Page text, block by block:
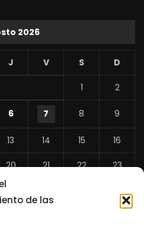
de las
2026
J V S D
1 2
6 7 8 9
13 14 15 16
20 21 22 23
27